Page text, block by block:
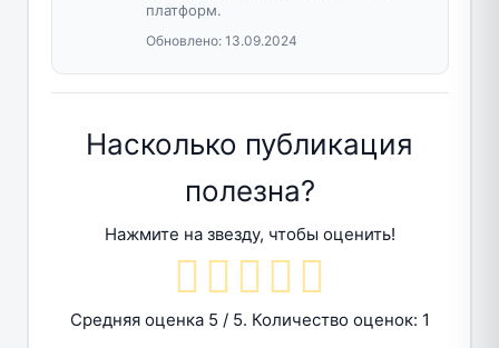
платформ.
Обновлено: 13.09.2024
Насколько публикация
полезна?
Нажмите на звезду, чтобы оценить!
Средняя оценка 5 / 5. Количество оценок: 1